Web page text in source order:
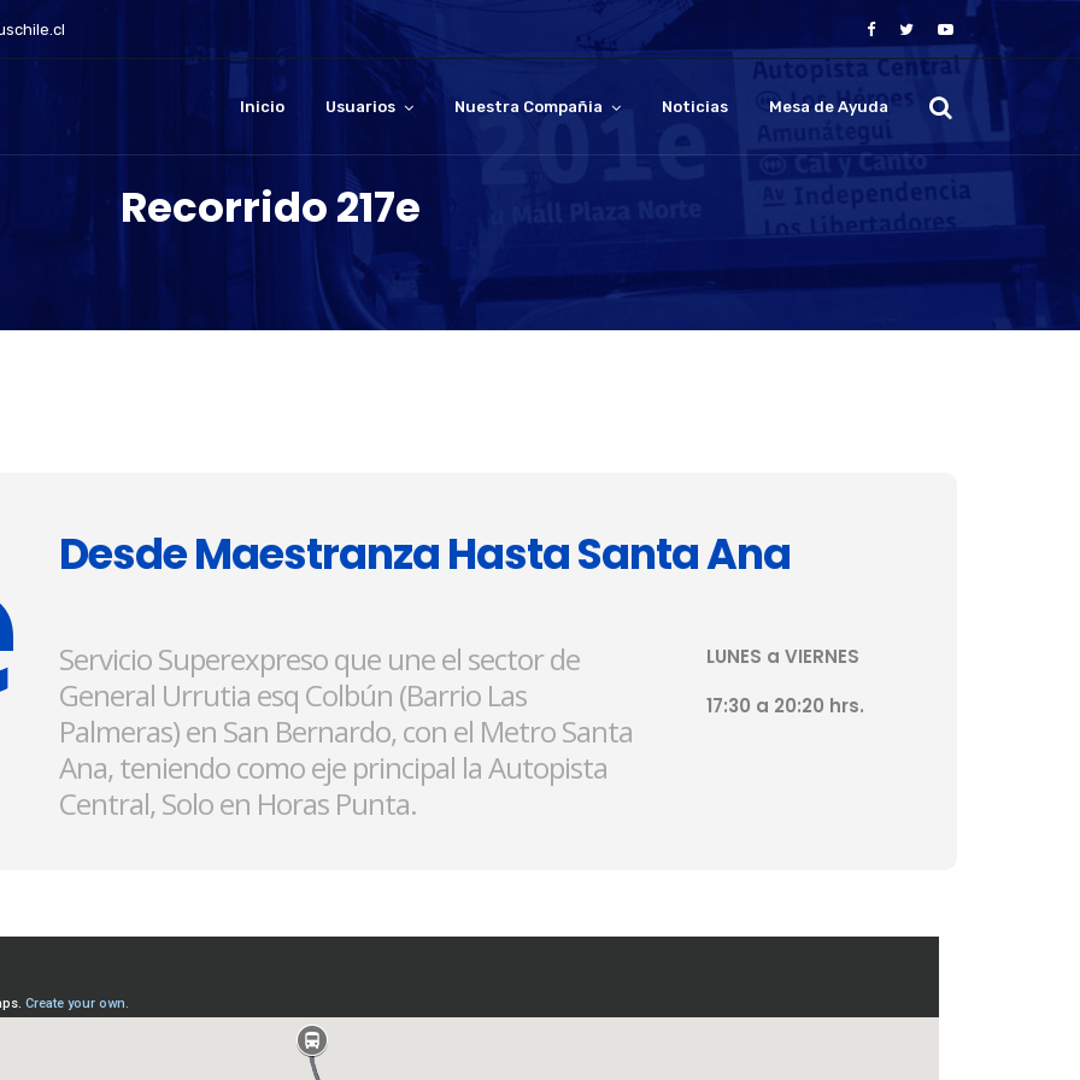
Inicio Usuarios Nuestra Compañia Noticias Mesa de Ayuda
Recorrido 217e
Desde Maestranza Hasta Santa Ana
Servicio Superexpreso que une el sector de
General Urrutia esq Colbún (Barrio Las
Palmeras) en San Bernardo, con el Metro Santa
Ana, teniendo como eje principal la Autopista
Central, Solo en Horas Punta.
LUNES a VIERNES
17:30 a 20:20 hrs.